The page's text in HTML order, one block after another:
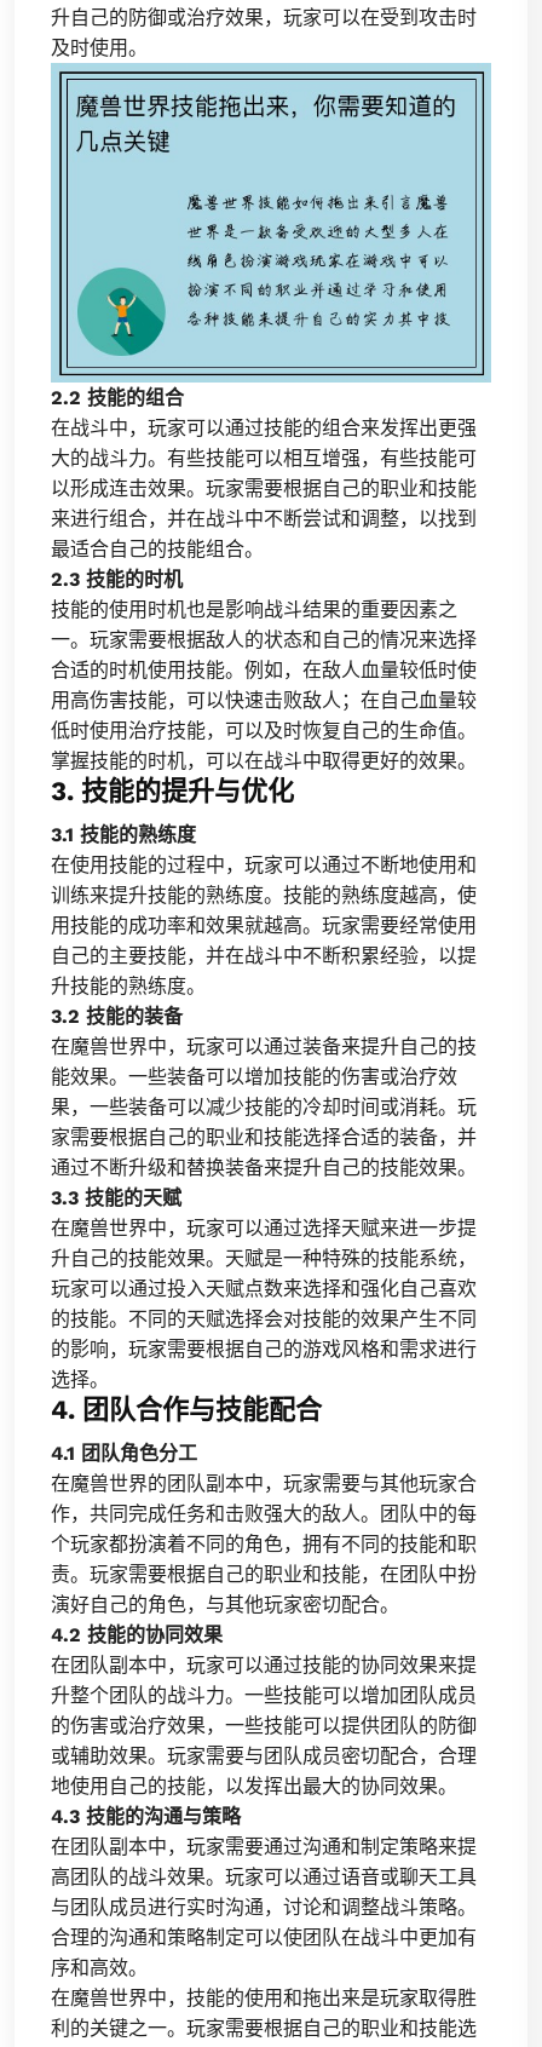
升自己的防御或治疗效果，玩家可以在受到攻击时
及时使用。
2.2 技能的组合
在战斗中，玩家可以通过技能的组合来发挥出更强
大的战斗力。有些技能可以相互增强，有些技能可
以形成连击效果。玩家需要根据自己的职业和技能
来进行组合，并在战斗中不断尝试和调整，以找到
最适合自己的技能组合。
2.3 技能的时机
技能的使用时机也是影响战斗结果的重要因素之
一。玩家需要根据敌人的状态和自己的情况来选择
合适的时机使用技能。例如，在敌人血量较低时使
用高伤害技能，可以快速击败敌人；在自己血量较
低时使用治疗技能，可以及时恢复自己的生命值。
掌握技能的时机，可以在战斗中取得更好的效果。
3. 技能的提升与优化
3.1 技能的熟练度
在使用技能的过程中，玩家可以通过不断地使用和
训练来提升技能的熟练度。技能的熟练度越高，使
用技能的成功率和效果就越高。玩家需要经常使用
自己的主要技能，并在战斗中不断积累经验，以提
升技能的熟练度。
3.2 技能的装备
在魔兽世界中，玩家可以通过装备来提升自己的技
能效果。一些装备可以增加技能的伤害或治疗效
果，一些装备可以减少技能的冷却时间或消耗。玩
家需要根据自己的职业和技能选择合适的装备，并
通过不断升级和替换装备来提升自己的技能效果。
3.3 技能的天赋
在魔兽世界中，玩家可以通过选择天赋来进一步提
升自己的技能效果。天赋是一种特殊的技能系统，
玩家可以通过投入天赋点数来选择和强化自己喜欢
的技能。不同的天赋选择会对技能的效果产生不同
的影响，玩家需要根据自己的游戏风格和需求进行
选择。
4. 团队合作与技能配合
4.1 团队角色分工
在魔兽世界的团队副本中，玩家需要与其他玩家合
作，共同完成任务和击败强大的敌人。团队中的每
个玩家都扮演着不同的角色，拥有不同的技能和职
责。玩家需要根据自己的职业和技能，在团队中扮
演好自己的角色，与其他玩家密切配合。
4.2 技能的协同效果
在团队副本中，玩家可以通过技能的协同效果来提
升整个团队的战斗力。一些技能可以增加团队成员
的伤害或治疗效果，一些技能可以提供团队的防御
或辅助效果。玩家需要与团队成员密切配合，合理
地使用自己的技能，以发挥出最大的协同效果。
4.3 技能的沟通与策略
在团队副本中，玩家需要通过沟通和制定策略来提
高团队的战斗效果。玩家可以通过语音或聊天工具
与团队成员进行实时沟通，讨论和调整战斗策略。
合理的沟通和策略制定可以使团队在战斗中更加有
序和高效。
在魔兽世界中，技能的使用和拖出来是玩家取得胜
利的关键之一。玩家需要根据自己的职业和技能选